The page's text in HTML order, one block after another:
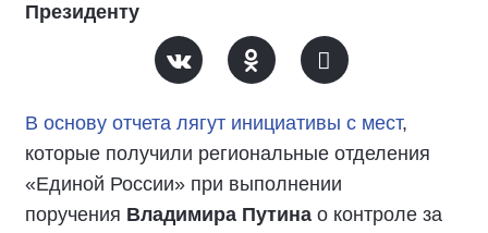
Президенту
В основу отчета лягут инициативы с мест,
которые получили региональные отделения
«Единой России» при выполнении
поручения Владимира Путина о контроле за